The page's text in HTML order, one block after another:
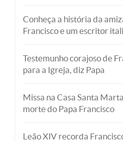
Conheça a história da
Francisco e um escritor
Testemunho corajoso de
para a Igreja, diz Papa
Missa na Casa Santa
morte do Papa Francisco
Leão XIV recorda